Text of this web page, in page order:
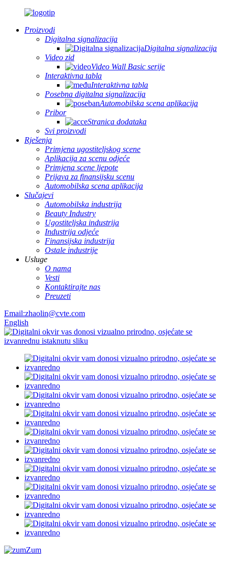
Proizvodi
Digitalna signalizacija
Digitalna signalizacija
Video zid
Video Wall Basic serije
Interaktivna tabla
Interaktivna tabla
Posebna digitalna signalizacija
Automobilska scena aplikacija
Pribor
Stranica dodataka
Svi proizvodi
Rješenja
Primjena ugostiteljskog scene
Aplikacija za scenu odjeće
Primjena scene ljepote
Prijava za finansijsku scenu
Automobilska scena aplikacija
Slučajevi
Automobilska industrija
Beauty Industry
Ugostiteljska industrija
Industrija odjeće
Finansijska industrija
Ostale industrije
Usluge
O nama
Vesti
Kontaktirajte nas
Preuzeti
Email:zhaolin@cvte.com
English
Zum